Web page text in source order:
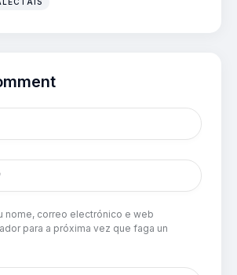
nome, correo electrónico e web
para a próxima vez que faga un